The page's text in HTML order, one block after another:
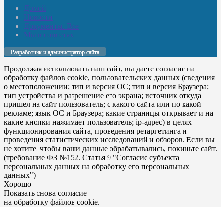
Домой
Новости
Документы. Все
Мы в соцсетях
Разработчик и администратор сайта
Продолжая использовать наш сайт, вы даете согласие на
обработку файлов cookie, пользовательских данных (сведения
о местоположении; тип и версия ОС; тип и версия Браузера;
тип устройства и разрешение его экрана; источник откуда
пришел на сайт пользователь; с какого сайта или по какой
рекламе; язык ОС и Браузера; какие страницы открывает и на
какие кнопки нажимает пользователь; ip-адрес) в целях
функционирования сайта, проведения ретаргетинга и
проведения статистических исследований и обзоров. Если вы
не хотите, чтобы ваши данные обрабатывались, покиньте сайт.
(требование ФЗ №152. Статья 9 "Согласие субъекта
персональных данных на обработку его персональных
данных")
Хорошо
Показать снова согласие
на обработку файлов cookie.